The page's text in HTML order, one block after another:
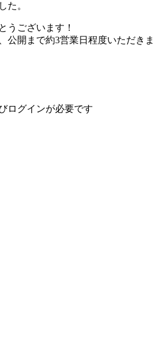
た。
うございます！
公開まで約3営業日程度いただきま
ログインが必要です